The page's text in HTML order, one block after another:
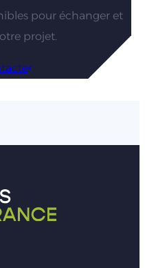
pour échanger et
projet.